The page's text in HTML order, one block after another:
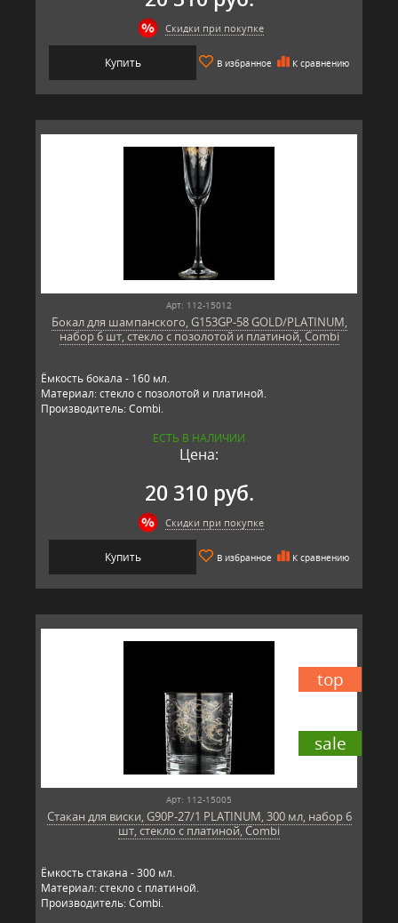
Скидки при покупке
Купить В избранное К сравнению
Арт: 112-15012
Бокал для шампанского, G153GP-58 GOLD/PLATINUM,
набор 6 шт, стекло с позолотой и платиной, Combi
Ёмкость бокала - 160 мл.
Материал: стекло с позолотой и платиной.
Производитель: Combi.
ЕСТЬ В НАЛИЧИИ
Цена:
20 310 руб.
Скидки при покупке
Купить В избранное К сравнению
sale
top
Арт: 112-15005
Стакан для виски, G90P-27/1 PLATINUM, 300 мл, набор 6
шт, стекло с платиной, Combi
Ёмкость стакана - 300 мл.
Материал: стекло с платиной.
Производитель: Combi.